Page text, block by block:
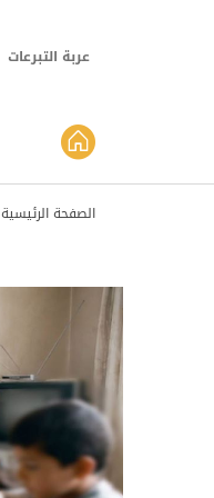
عربة التبرعات
الصفحة الرئيسية